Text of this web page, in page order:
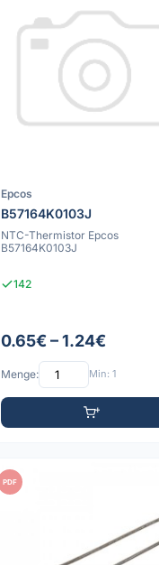
Epcos
B57164K0103J
NTC-Thermistor Epcos
B57164K0103J
142
0.65€ – 1.24€
Menge: Min: 1
PDF